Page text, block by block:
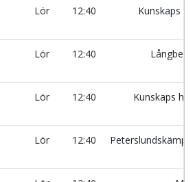
Lör 12:40 Kunskaps
Lör 12:40
Lör 12:40 Kunskaps
Lör 12:40